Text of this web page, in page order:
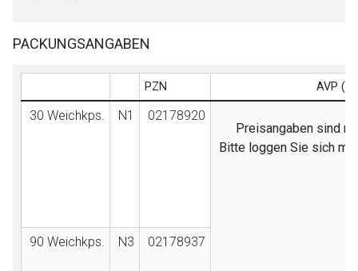
PACKUNGSANGABEN
PZN AVP
30 Weichkps. N1
02178920
Preisangaben sind
Bitte loggen Sie sich
90 Weichkps. N3 02178937